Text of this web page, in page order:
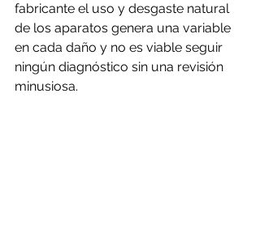
fabricante el uso y desgaste natural
de los aparatos genera una variable
en cada daño y no es viable seguir
ningún diagnóstico sin una revisión
minusiosa.